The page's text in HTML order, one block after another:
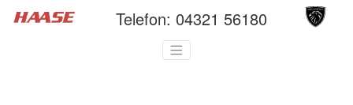
Telefon: 04321 56180